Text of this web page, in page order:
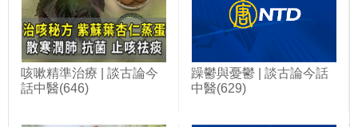
咳嗽精準治療 | 談古論今
話中醫(646)
躁鬱與憂鬱 | 談古論今話
中醫(629)